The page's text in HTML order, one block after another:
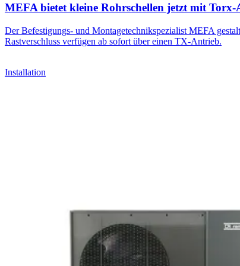
MEFA bietet kleine Rohrschellen jetzt mit
Der Befestigungs- und Montagetechnikspezialist MEFA
Rastverschluss verfügen ab sofort über einen TX-Antrieb.
Installation